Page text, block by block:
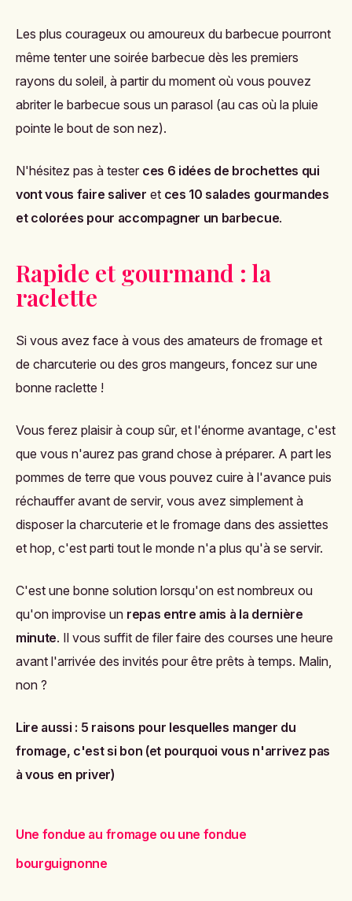
Les plus courageux ou amoureux du barbecue pourront
même tenter une soirée barbecue dès les premiers
rayons du soleil, à partir du moment où vous pouvez
abriter le barbecue sous un parasol (au cas où la pluie
pointe le bout de son nez).
N'hésitez pas à tester ces 6 idées de brochettes qui
vont vous faire saliver et ces 10 salades gourmandes
et colorées pour accompagner un barbecue.
Rapide et gourmand : la
raclette
Si vous avez face à vous des amateurs de fromage et
de charcuterie ou des gros mangeurs, foncez sur une
bonne raclette !
Vous ferez plaisir à coup sûr, et l'énorme avantage, c'est
que vous n'aurez pas grand chose à préparer. A part les
pommes de terre que vous pouvez cuire à l'avance puis
réchauffer avant de servir, vous avez simplement à
disposer la charcuterie et le fromage dans des assiettes
et hop, c'est parti tout le monde n'a plus qu'à se servir.
C'est une bonne solution lorsqu'on est nombreux ou
qu'on improvise un repas entre amis à la dernière
minute. Il vous suffit de filer faire des courses une heure
avant l'arrivée des invités pour être prêts à temps. Malin,
non ?
Lire aussi : 5 raisons pour lesquelles manger du
fromage, c'est si bon (et pourquoi vous n'arrivez pas
à vous en priver)
Une fondue au fromage ou une fondue
bourguignonne